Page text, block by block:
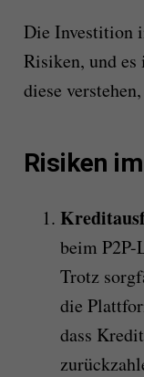
Die Investition
Risiken, und es
diese
Risiken
beim
Trotz
die
dass